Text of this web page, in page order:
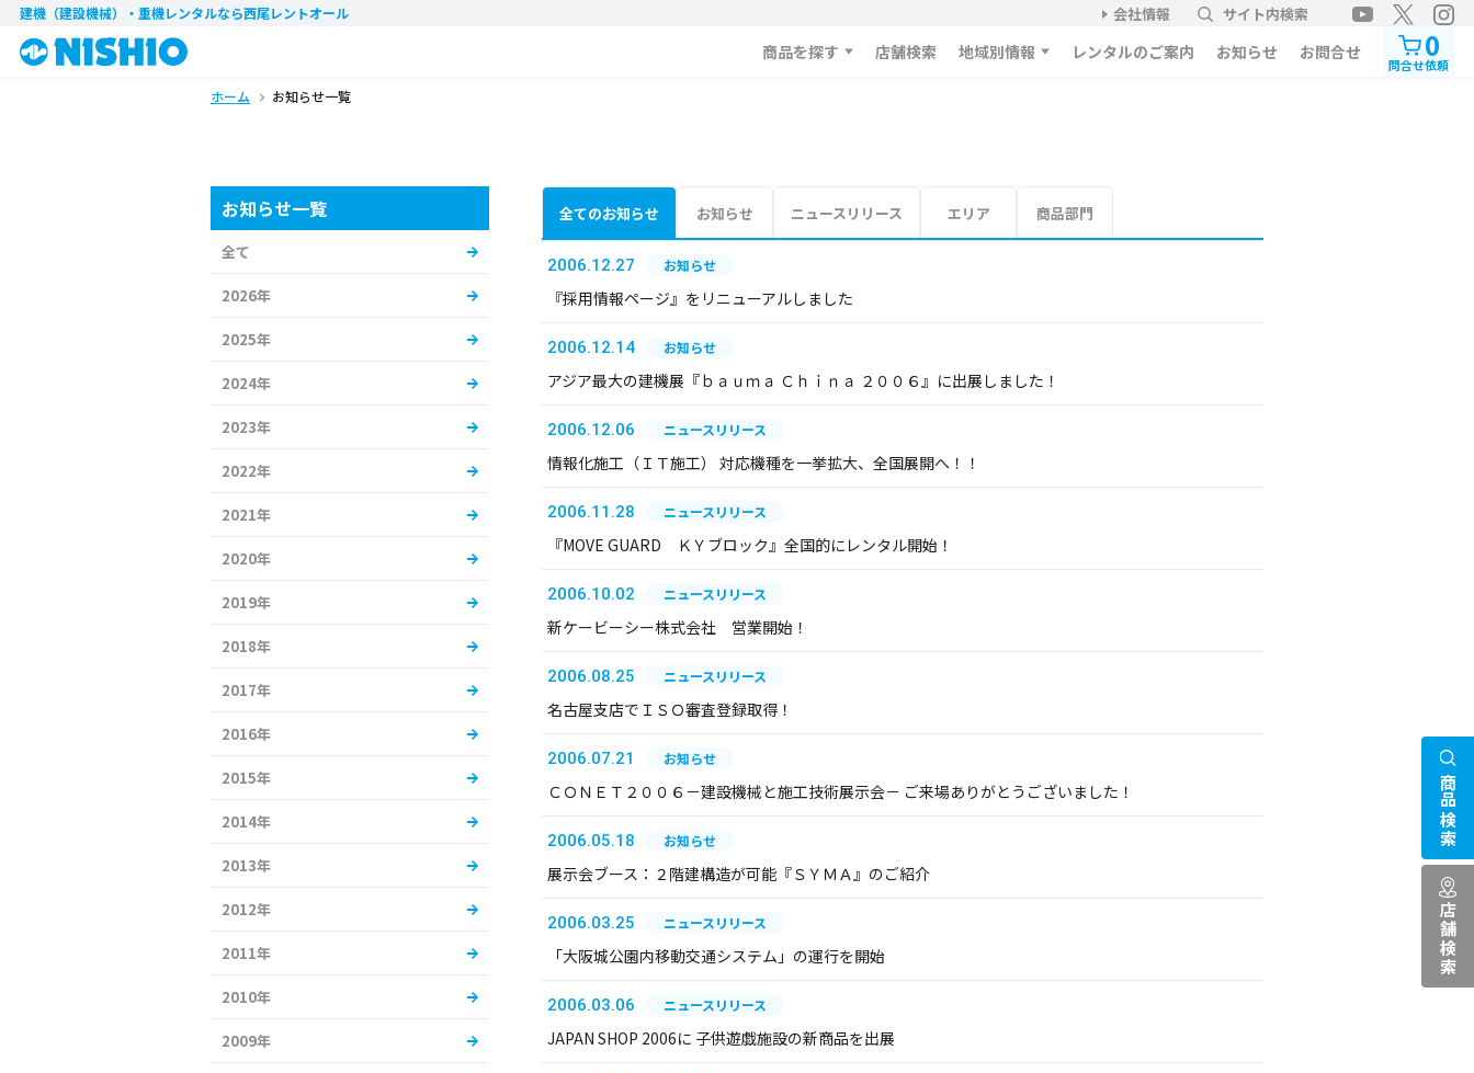
建機（建設機械）・重機レンタルなら西尾レントオール 会社情報 サイト内検索
商品を探す 店舗検索 地域別情報 レンタルのご案内 お知らせ お問合せ 0
問合せ依頼
ホーム お知らせ一覧
全てのお知らせ お知らせ ニュースリリース エリア 商品部門
2006.12.27 お知らせ
『採用情報ページ』をリニューアルしました
2006.12.14 お知らせ
アジア最大の建機展『ｂａｕｍａ Ｃｈｉｎａ ２００６』に出展しました！
2006.12.06 ニュースリリース
情報化施工（ＩＴ施工） 対応機種を一挙拡大、全国展開へ！！
2006.11.28 ニュースリリース
『MOVE GUARD ＫＹブロック』全国的にレンタル開始！
2006.10.02 ニュースリリース
新ケービーシー株式会社 営業開始！
2006.08.25 ニュースリリース
名古屋支店でＩＳＯ審査登録取得！
2006.07.21 お知らせ
ＣＯＮＥＴ２００６－建設機械と施工技術展示会－ ご来場ありがとうございました！
2006.05.18 お知らせ
展示会ブース：２階建構造が可能『ＳＹＭＡ』のご紹介
2006.03.25 ニュースリリース
「大阪城公園内移動交通システム」の運行を開始
2006.03.06 ニュースリリース
JAPAN SHOP 2006に 子供遊戯施設の新商品を出展
お知らせ一覧
全て
2026年
2025年
2024年
2023年
2022年
2021年
2020年
2019年
2018年
2017年
2016年
2015年
2014年
2013年
2012年
2011年
2010年
2009年
商品検索
店舗検索